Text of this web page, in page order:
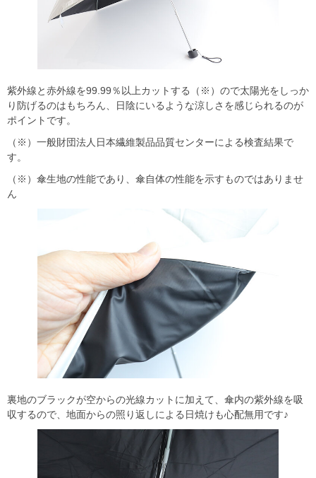
紫外線と赤外線を99.99％以上カットする（※）ので太陽光をしっか
り防げるのはもちろん、日陰にいるような涼しさを感じられるのが
ポイントです。
（※）一般財団法人日本繊維製品品質センターによる検査結果で
す。
（※）傘生地の性能であり、傘自体の性能を示すものではありませ
ん
裏地のブラックが空からの光線カットに加えて、傘内の紫外線を吸
収するので、地面からの照り返しによる日焼けも心配無用です♪